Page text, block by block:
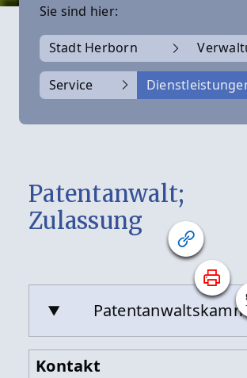
Sie sind hier:
Stadt Herborn
Service
Patentanwalt;
Zulassung
Kontakt